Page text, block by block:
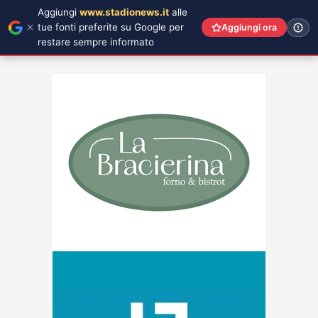
Aggiungi www.stadionews.it alle
tue fonti preferite su Google per
restare sempre informato
Aggiungi ora